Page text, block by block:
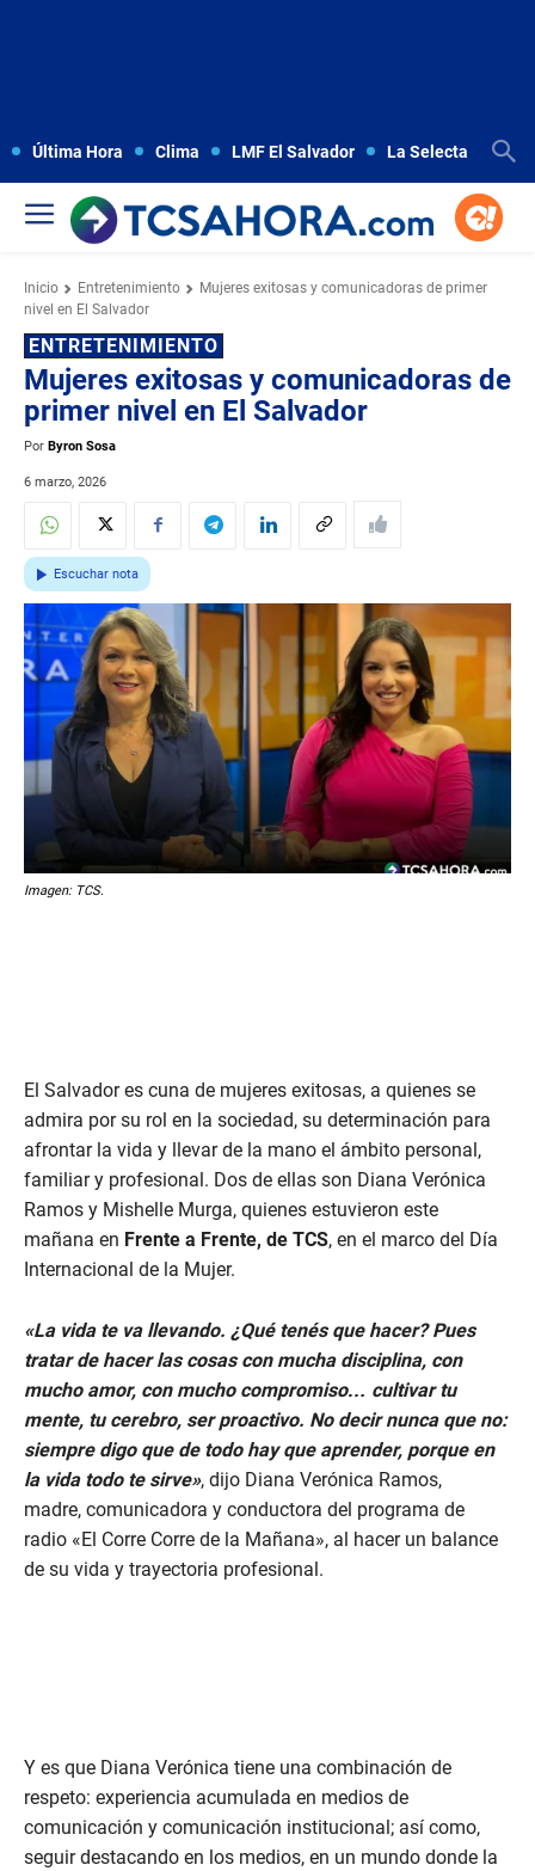
Última Hora Clima LMF El Salvador La Selecta
Inicio Entretenimiento
Mujeres exitosas y comunicadoras de primer
nivel en El Salvador
ENTRETENIMIENTO
Mujeres exitosas y comunicadoras de
primer nivel en El Salvador
Por Byron Sosa
6 marzo, 2026
Escuchar nota
Imagen: TCS.
El Salvador es cuna de mujeres exitosas, a quienes se
admira por su rol en la sociedad, su determinación para
afrontar la vida y llevar de la mano el ámbito personal,
familiar y profesional. Dos de ellas son Diana Verónica
Ramos y Mishelle Murga, quienes estuvieron este
mañana en Frente a Frente, de TCS, en el marco del Día
Internacional de la Mujer.
«La vida te va llevando. ¿Qué tenés que hacer? Pues
tratar de hacer las cosas con mucha disciplina, con
mucho amor, con mucho compromiso… cultivar tu
mente, tu cerebro, ser proactivo. No decir nunca que no:
siempre digo que de todo hay que aprender, porque en
la vida todo te sirve», dijo Diana Verónica Ramos,
madre, comunicadora y conductora del programa de
radio «El Corre Corre de la Mañana», al hacer un balance
de su vida y trayectoria profesional.
Y es que Diana Verónica tiene una combinación de
respeto: experiencia acumulada en medios de
comunicación y comunicación institucional; así como,
seguir destacando en los medios, en un mundo donde la